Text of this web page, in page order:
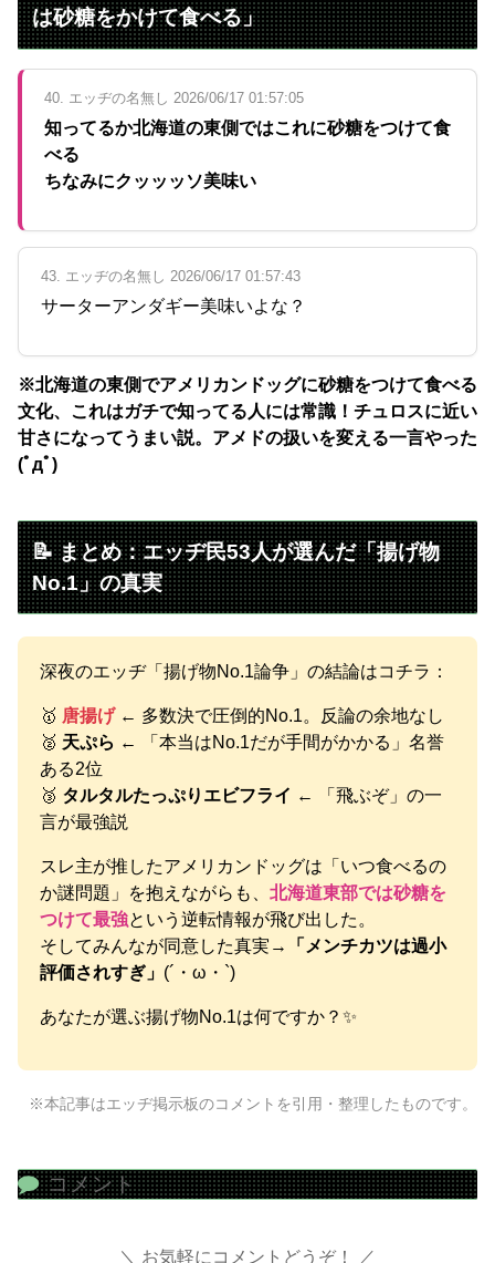
は砂糖をかけて食べる」
40. エッヂの名無し 2026/06/17 01:57:05
知ってるか北海道の東側ではこれに砂糖をつけて食
べる
ちなみにクッッッソ美味い
43. エッヂの名無し 2026/06/17 01:57:43
サーターアンダギー美味いよな？
※北海道の東側でアメリカンドッグに砂糖をつけて食べる
文化、これはガチで知ってる人には常識！チュロスに近い
甘さになってうまい説。アメドの扱いを変える一言やった
(ﾟдﾟ)
📝 まとめ：エッヂ民53人が選んだ「揚げ物
No.1」の真実
深夜のエッヂ「揚げ物No.1論争」の結論はコチラ：
🥇 唐揚げ← 多数決で圧倒的No.1。反論の余地なし
🥈 天ぷら ← 「本当はNo.1だが手間がかかる」名誉
ある2位
🥉 タルタルたっぷりエビフライ ← 「飛ぶぞ」の一
言が最強説
スレ主が推したアメリカンドッグは「いつ食べるの
か謎問題」を抱えながらも、 北海道東部では砂糖を
つけて最強という逆転情報が飛び出した。
そしてみんなが同意した真実→
「メンチカツは過小
評価されすぎ」 (´・ω・`)
あなたが選ぶ揚げ物No.1は何ですか？✨
※本記事はエッヂ掲示板のコメントを引用・整理したものです。
コメント
お気軽にコメントどうぞ！